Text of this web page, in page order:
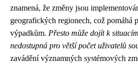
znamená, že změny jsou
geografických regionech, což pomáhá
výpadkům. Přesto může dojít k
nedostupná pro větší počet uživatelů
zavádění významných systémových